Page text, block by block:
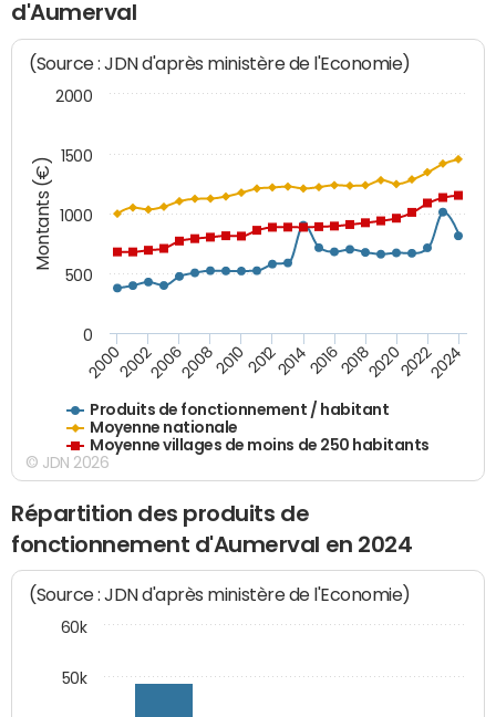
d'Aumerval
Montants (€)
(Source : JDN d'après ministère de l'Economie)
Produits de fonctionnement / habitant
Moyenne nationale
Moyenne villages de moins de 250 habitants
200020022006200820102012201420162018202020222024
500
1000
1500
0
2000
© JDN 2026
Répartition des produits de
fonctionnement d'Aumerval en 2024
(Source : JDN d'après ministère de l'Economie)
50k
60k